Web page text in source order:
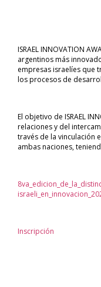
ISRAEL INNOVATION
argentinos más
empresas israelíes que
los procesos de
El objetivo de ISRAEL
relaciones y del
través de la vinculación
ambas naciones,
Inscripción